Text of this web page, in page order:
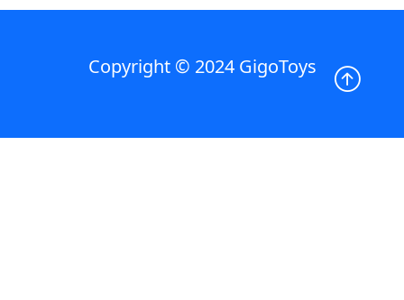
Copyright © 2024 GigoToys